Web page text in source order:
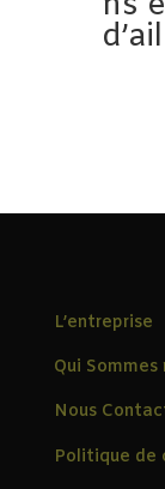
d’ail
L’entreprise
Qui Sommes
Nous
Politique de